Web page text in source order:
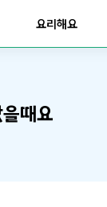
요리해요
때요